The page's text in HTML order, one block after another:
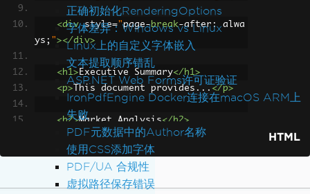
正确初始化RenderingOptions
字体差异：Windows vs Linux
Linux上的自定义字体嵌入
文本提取顺序错乱
ASP.NET Web Forms许可证验证
IronPdfEngine Docker连接在macOS ARM上
失败
PDF元数据中的Author名称
使用CSS添加字体
PDF/UA 合规性
虚拟路径保存错误
<div style="page- break-after : alwa
ys ; "></div>
<h1> Executive Summary</h1>
<p> This document provides... </p>
<h2>Market Analysis</h2>
<h3>Current Trends</h3>
<p>The market shows...
<h3>Future Projections
HTML